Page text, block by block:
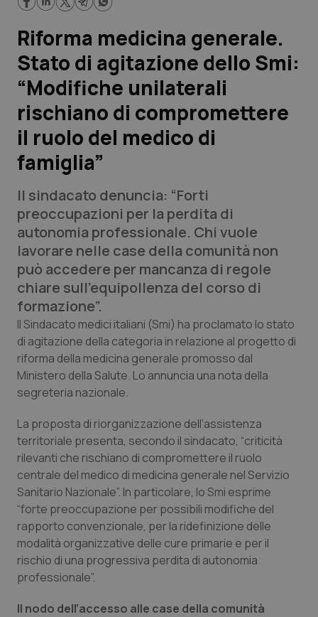
Lavoro e Professioni
Scienza e Farmaci
Studi e Analisi
Lettere al direttore
Edizioni Regionali
QS Pro
Professionisti Sanitari.AI
Abruzzo
Basilicata
Calabria
Campania
Emilia-Romagna
Friuli Venezia Giulia
Lazio
Liguria
Lombardia
Marche
QS Pro Gold
Artrite & artrosi
Asma & BPCO
Car-T
Colesterolo & coronaropatie
Dermatite Atopica
Diabete & glucometri
Disturbi dell’umore
Dolore
Donna & Salute
QS Club Newsletter
Riforma medicina generale.
Stato di agitazione dello Smi:
“Modifiche unilaterali
rischiano di compromettere
il ruolo del medico di
famiglia”
Il sindacato denuncia: “Forti
preoccupazioni per la perdita di
autonomia professionale. Chi vuole
lavorare nelle case della comunità non
può accedere per mancanza di regole
chiare sull'equipollenza del corso di
formazione”.
Il Sindacato medici italiani (Smi) ha proclamato lo stato
di agitazione della categoria in relazione al progetto di
riforma della medicina generale promosso dal
Ministero della Salute. Lo annuncia una nota della
segreteria nazionale.
La proposta di riorganizzazione dell’assistenza
territoriale presenta, secondo il sindacato, “criticità
rilevanti che rischiano di compromettere il ruolo
centrale del medico di medicina generale nel Servizio
Sanitario Nazionale”. In particolare, lo Smi esprime
“forte preoccupazione per possibili modifiche del
rapporto convenzionale, per la ridefinizione delle
modalità organizzative delle cure primarie e per il
rischio di una progressiva perdita di autonomia
professionale”.
Il nodo dell’accesso alle case della comunità